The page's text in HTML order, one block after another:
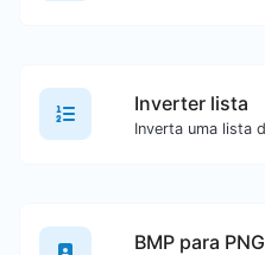
Inverter lista
BMP para PNG